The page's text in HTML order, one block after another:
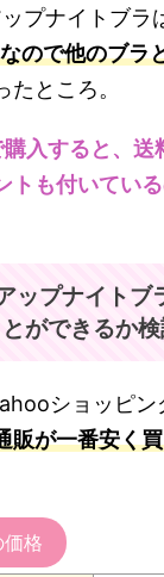
プナイトブラ
ので他のブラ
たところ。
入すると、送
トも付いてい
ップナイトブ
ができるか検
ショッピン
販が一番安く
格